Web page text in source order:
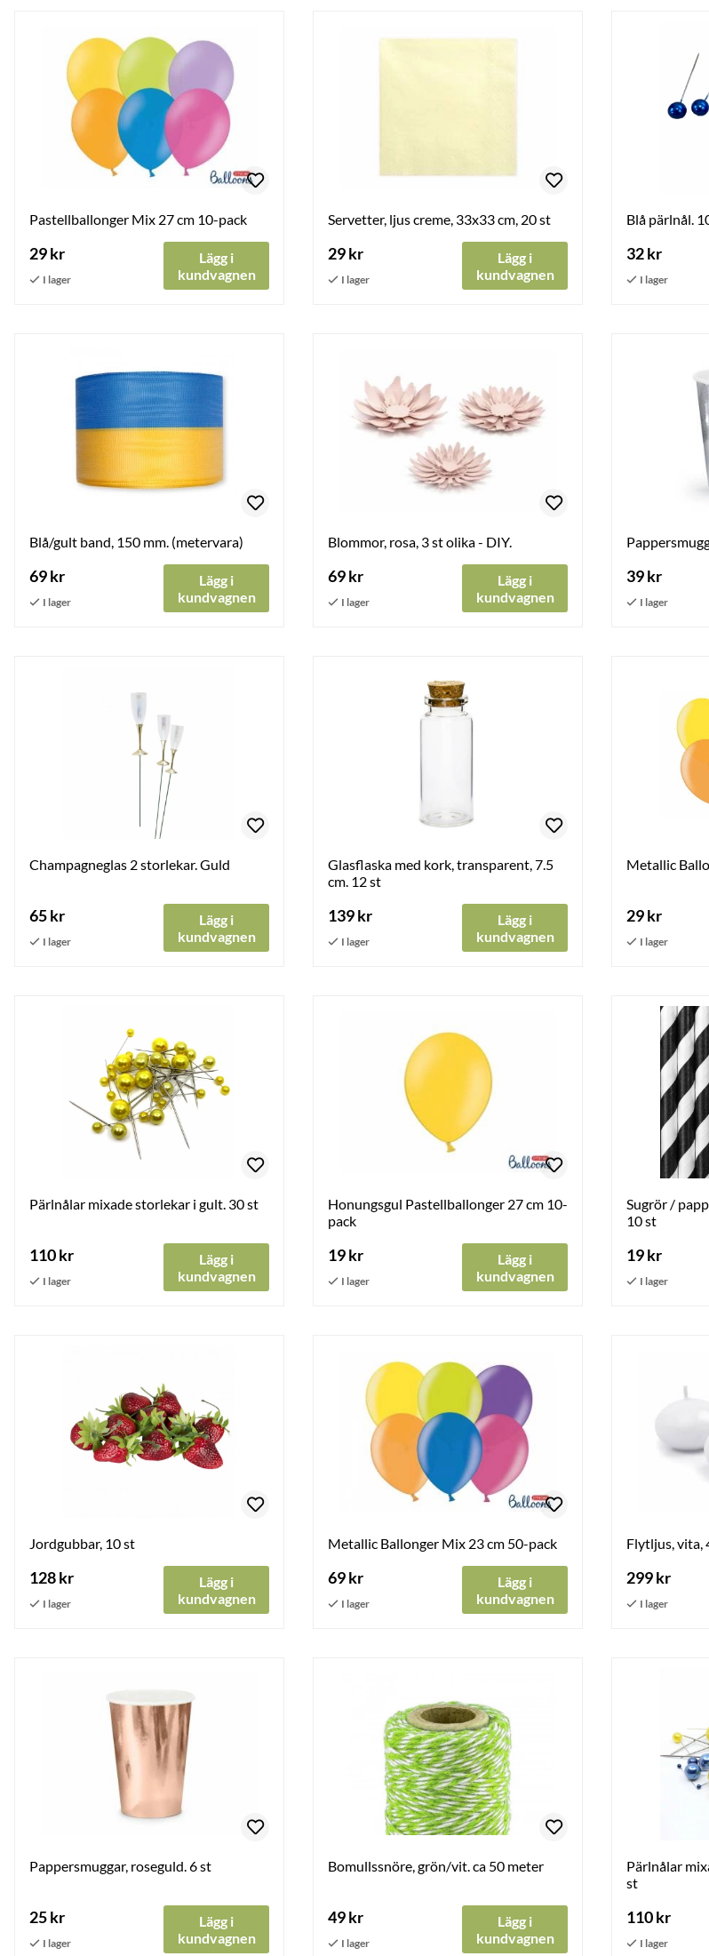
Pastellballonger Mix 27 cm 10-pack
29 kr
Lägg i
kundvagnen
Servetter, ljus creme, 33x33 cm, 20 st
29 kr
Lägg i
kundvagnen
Blå pärlnål.
32 kr
Blå/gult band, 150 mm. (metervara)
69 kr
Lägg i
kundvagnen
Blommor, rosa, 3 st olika - DIY.
69 kr
Lägg i
kundvagnen
39 kr
Champagneglas 2 storlekar. Guld
65 kr
Lägg i
kundvagnen
Glasflaska med kork, transparent, 7.5
cm. 12 st
139 kr
Lägg i
kundvagnen
Metallic
29 kr
Pärlnålar mixade storlekar i gult. 30 st
110 kr
Lägg i
kundvagnen
Honungsgul Pastellballonger 27 cm 10-
pack
19 kr
Lägg i
kundvagnen
Sugrör /
10 st
19 kr
Jordgubbar, 10 st
128 kr
Lägg i
kundvagnen
Metallic Ballonger Mix 23 cm 50-pack
69 kr
Lägg i
kundvagnen
Flytljus, vita,
299 kr
Pappersmuggar, roseguld. 6 st
25 kr
Lägg i
kundvagnen
Bomullssnöre, grön/vit. ca 50 meter
49 kr
Lägg i
kundvagnen
Pärlnålar
st
110 kr